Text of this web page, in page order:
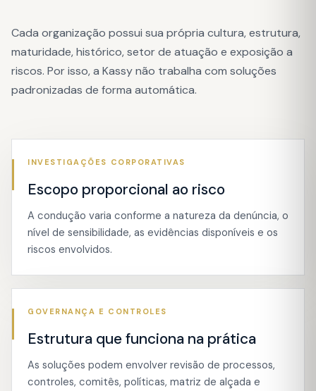
Cada organização possui sua própria cultura, estrutura,
maturidade, histórico, setor de atuação e exposição a
riscos. Por isso, a Kassy não trabalha com soluções
padronizadas de forma automática.
INVESTIGAÇÕES CORPORATIVAS
Escopo proporcional ao risco
A condução varia conforme a natureza da denúncia, o
nível de sensibilidade, as evidências disponíveis e os
riscos envolvidos.
GOVERNANÇA E CONTROLES
Estrutura que funciona na prática
As soluções podem envolver revisão de processos,
controles, comitês, políticas, matriz de alçada e